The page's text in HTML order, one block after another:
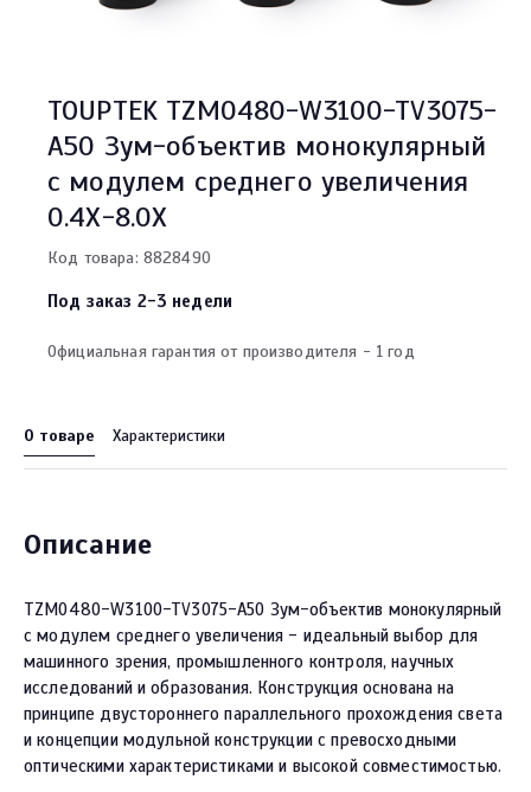
TOUPTEK TZM0480-W3100-TV3075-
A50 Зум-объектив монокулярный
с модулем среднего увеличения
0.4X-8.0X
Код товара: 8828490
Под заказ 2-3 недели
Официальная гарантия от производителя - 1 год
О товаре Характеристики
Описание
TZM0480-W3100-TV3075-A50 Зум-объектив монокулярный
с модулем среднего увеличения - идеальный выбор для
машинного зрения, промышленного контроля, научных
исследований и образования. Конструкция основана на
принципе двустороннего параллельного прохождения света
и концепции модульной конструкции с превосходными
оптическими характеристиками и высокой совместимостью.